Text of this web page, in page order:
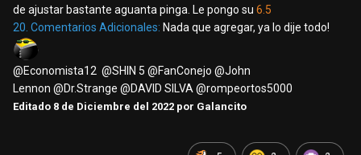
de ajustar bastante aguanta pinga. Le pongo su 6.5
20. Comentarios Adicionales: Nada que agregar, ya lo dije todo!
@Economista12 @SHIN 5 @FanConejo @John
Lennon @Dr.Strange @DAVID SILVA@rompeortos5000
Editado 8 de Diciembre del 2022 por Galancito